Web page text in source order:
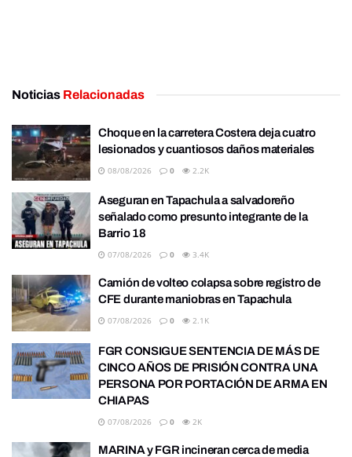
Noticias Relacionadas
Choque en la carretera Costera deja cuatro
lesionados y cuantiosos daños materiales
08/08/2026 0 2.2K
Aseguran en Tapachula a salvadoreño
señalado como presunto integrante de la
Barrio 18
07/08/2026 0 3.4K
Camión de volteo colapsa sobre registro de
CFE durante maniobras en Tapachula
07/08/2026 0 2.1K
FGR CONSIGUE SENTENCIA DE MÁS DE
CINCO AÑOS DE PRISIÓN CONTRA UNA
PERSONA POR PORTACIÓN DE ARMA EN
CHIAPAS
07/08/2026 0 2K
MARINA y FGR incineran cerca de media